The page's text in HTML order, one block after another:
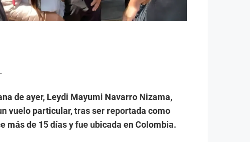
de ayer, Leydi Mayumi Navarro Nizama,
vuelo particular, tras ser reportada como
más de 15 días y fue ubicada en Colombia.